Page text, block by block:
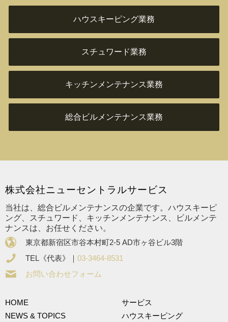
ハウスキーピング業務
スチュワード業務
キッチンメンテナンス業務
総合ビルメンテナンス業務
株式会社ニューセントラルサービス
当社は、総合ビルメンテナンスの企業です。ハウスキーピ
ング、スチュワード、キッチンメンテナンス、ビルメンテ
ナンスは、お任せください。
東京都新宿区市谷本村町2-5 AD市ヶ谷ビル3階
TEL《代表》｜ 03-3464-8531
お問い合わせフォーム
HOME
NEWS & TOPICS
サービス
ハウスキーピング